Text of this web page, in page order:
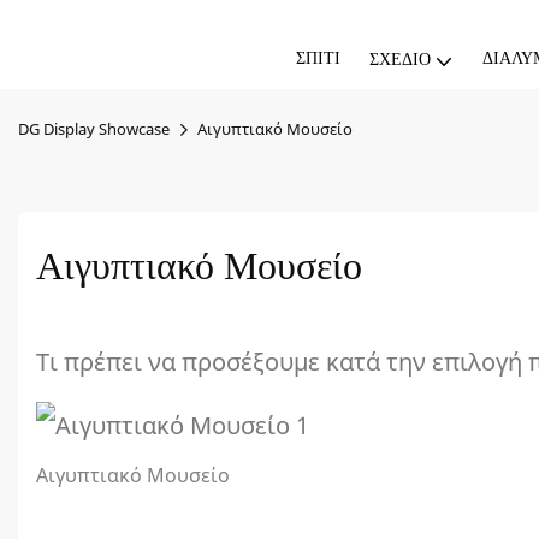
ΣΠΊΤΙ ΣΧΈΔΙΟ
DG Display Showcase Αιγυπτιακό Μουσείο
Αιγυπτιακό Μουσείο
Τι πρέπει να προσέξουμε κατά την επιλογή
Αιγυπτιακό Μουσείο